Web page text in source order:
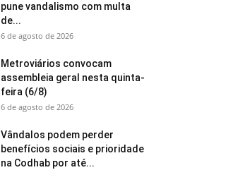
pune vandalismo com multa
de...
6 de agosto de 2026
Metroviários convocam
assembleia geral nesta quinta-
feira (6/8)
6 de agosto de 2026
Vândalos podem perder
benefícios sociais e prioridade
na Codhab por até...